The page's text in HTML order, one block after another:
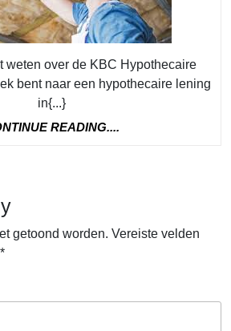
weten over de KBC Hypothecaire
bent naar een hypothecaire lening
in{...}
READING....
getoond worden. Vereiste velden
*